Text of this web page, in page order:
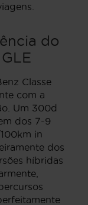
do
Classe
com a
Um 300d
dos 7-9
in
dos
híbridas